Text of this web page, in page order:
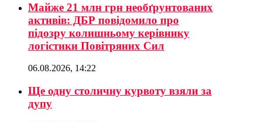
Майже 21 млн грн необґрунтованих
активів: ДБР повідомило про
підозру колишньому керівнику
логістики Повітряних Сил
06.08.2026, 14:22
Ще одну столичну курвоту взяли за
дупу